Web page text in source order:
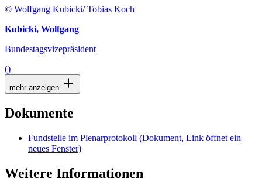
© Wolfgang Kubicki/ Tobias Koch
Kubicki, Wolfgang
Bundestagsvizepräsident
()
mehr anzeigen
Dokumente
Fundstelle im Plenarprotokoll (Dokument, Link öffnet ein
neues Fenster)
Weitere Informationen